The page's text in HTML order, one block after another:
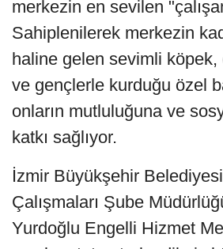
merkezin en sevilen
Sahiplenilerek merkezin
haline gelen sevimli
ve gençlerle kurduğu özel
onların mutluluğuna ve
katkı sağlıyor.
İzmir Büyükşehir
Çalışmaları Şube
Yurdoğlu Engelli Hizmet